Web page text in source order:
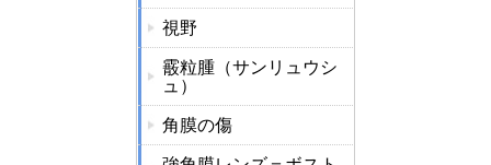
視野
霰粒腫（サンリュウシ
ュ）
角膜の傷